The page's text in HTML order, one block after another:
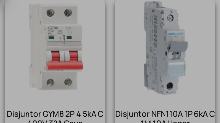
Disjuntor GYM8 2P 4.5kA C
Disjuntor NFN110A 1P 6kA C